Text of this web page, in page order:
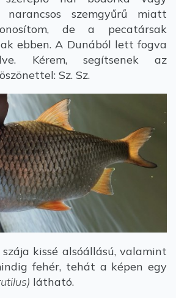
narancsos szemgyűrű miatt
de a pecatársak
ebben. A Dunából lett fogva
Kérem, segítsenek az
Sz. Sz.
kissé alsóállású, valamint
fehér, tehát a képen egy
látható.